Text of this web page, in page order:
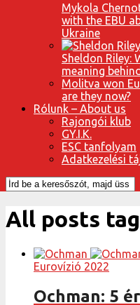
Mykola
with the EBU
Ukraine
Sheldon Riley:
meaning
Molitva won
are they now?
Rólunk – About us
Rajongói klub
GY.I.K.
ESC tanfolyam
Adatkezelési
All posts
Eurovízió 2022
Ochman: 5